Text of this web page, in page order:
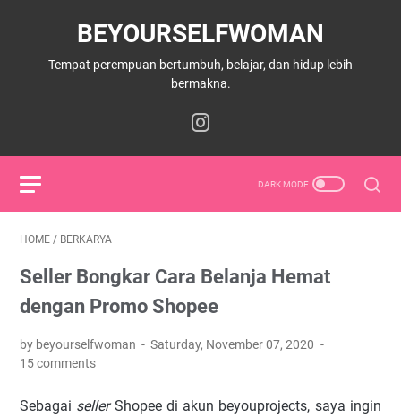
BEYOURSELFWOMAN
Tempat perempuan bertumbuh, belajar, dan hidup lebih
bermakna.
HOME / BERKARYA
Seller Bongkar Cara Belanja Hemat
dengan Promo Shopee
by beyourselfwoman
Saturday, November 07, 2020
15 comments
Sebagai sellerShopee di akun beyouprojects, saya ingin